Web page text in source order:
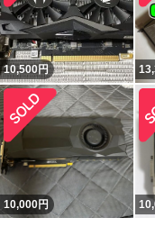
10,500円
10,000円